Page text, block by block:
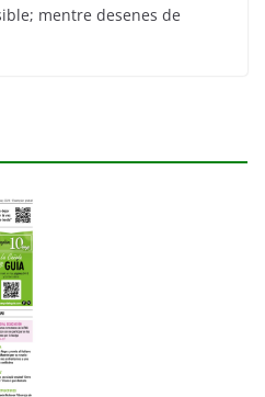
mentre desenes de